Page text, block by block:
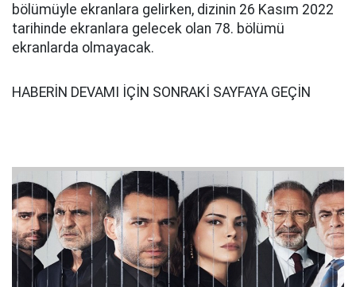
bölümüyle ekranlara gelirken, dizinin 26 Kasım 2022
tarihinde ekranlara gelecek olan 78. bölümü
ekranlarda olmayacak.
HABERİN DEVAMI İÇİN SONRAKİ SAYFAYA GEÇİN